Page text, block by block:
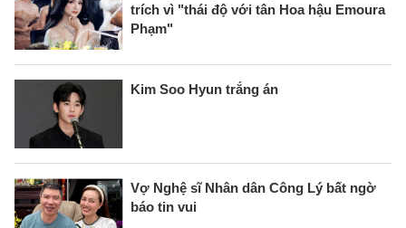
trích vì "thái độ với tân Hoa hậu Emoura
Phạm"
Kim Soo Hyun trắng án
Vợ Nghệ sĩ Nhân dân Công Lý bất ngờ
báo tin vui